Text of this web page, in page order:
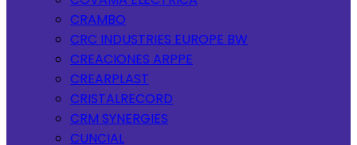
CRAMBO
CRC INDUSTRIES EUROPE BW
CREACIONES ARPPE
CREARPLAST
CRISTALRECORD
CRM SYNERGIES
CUNCIAL